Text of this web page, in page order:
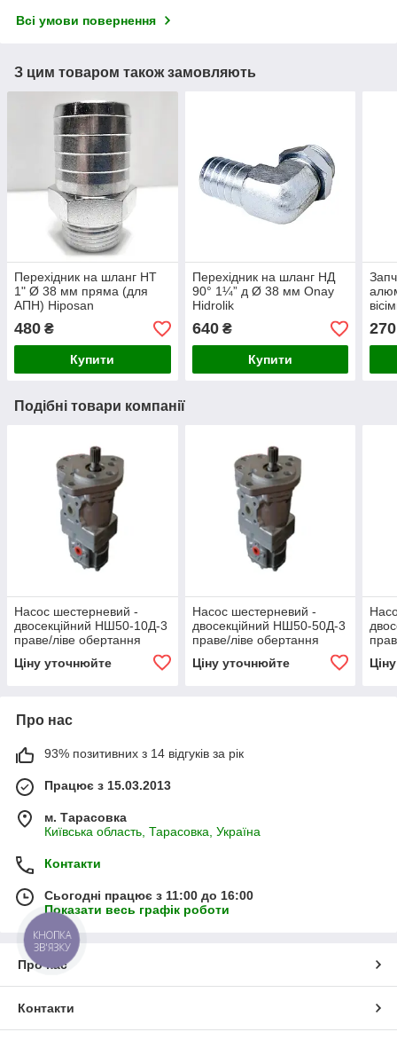
Всі умови повернення
З цим товаром також замовляють
Перехідник на шланг НТ
1" Ø 38 мм пряма (для
АПН) Hiposan
480 ₴
Купити
Перехідник на шланг НД
90° 1¼” д Ø 38 мм Onay
Hidrolik
640₴
Купити
270
Подібні товари компанії
Насос шестерневий -
двосекційний НШ50-10Д-3
праве/ліве обертання
Ціну уточнюйте
Насос шестерневий -
двосекційний НШ50-50Д-3
праве/ліве обертання
Ціну уточнюйте
Про нас
93% позитивних з 14 відгуків за рік
Працює з 15.03.2013
м. Тарасовка
Київська область, Тарасовка, Україна
Контакти
Сьогодні працює з 11:00 до 16:00
Показати весь графік роботи
Про нас
Контакти
КНОПКА
ЗВ'ЯЗКУ